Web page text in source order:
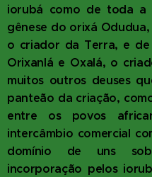
iorubá como de toda a
gênese do orixá
o criador da Terra, e de
Orixanlá e Oxalá, o
muitos outros deuses
panteão da criação,
entre os povos
intercâmbio comercial
domínio de uns
incorporação pelos